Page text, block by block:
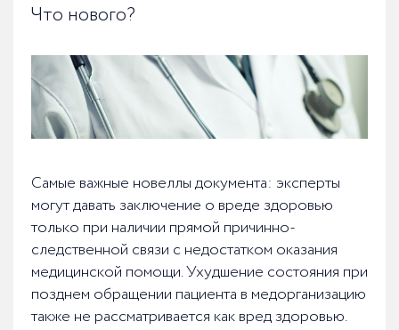
Что нового?
Самые важные новеллы документа: эксперты
могут давать заключение о вреде здоровью
только при наличии прямой причинно-
следственной связи с недостатком оказания
медицинской помощи. Ухудшение состояния при
позднем обращении пациента в медорганизацию
также не рассматривается как вред здоровью.